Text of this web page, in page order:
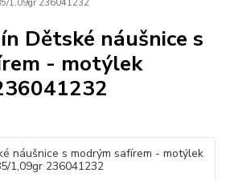
1,09gr 236041232
Dětské náušnice s
- motýlek